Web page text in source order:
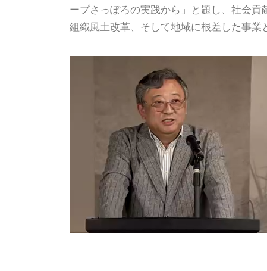
ープさっぽろの実践から」と題し、社会
組織風土改革、そして地域に根差した事業